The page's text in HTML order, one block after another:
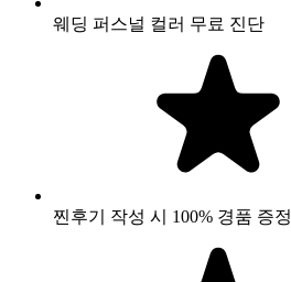
웨딩 퍼스널 컬러 무료 진단
찐후기 작성 시 100% 경품 증정